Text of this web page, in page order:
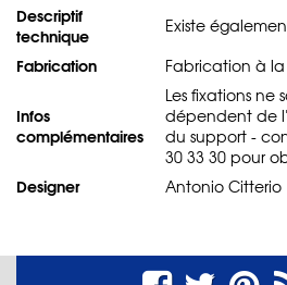
Descriptif
technique
Existe
Fabrication Fabrication à
Infos
complémentaires
Les fixations ne
dépendent de
du support -
30 33 30 pour
Designer Antonio Citterio